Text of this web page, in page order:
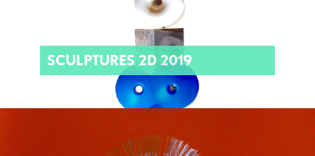
SCULPTURES 2D 2019